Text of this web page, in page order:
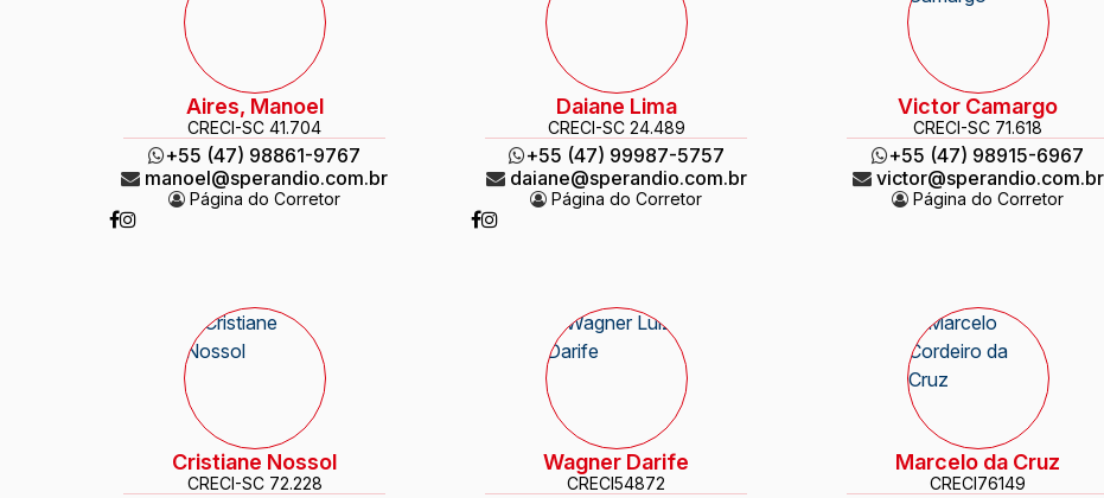
Aires, Manoel
CRECI-SC 41.704
+55 (47) 98861-9767
manoel@sperandio.com.br
Página do Corretor
Daiane Lima
CRECI-SC 24.489
+55 (47) 99987-5757
daiane@sperandio.com.br
Página do Corretor
Victor Camargo
CRECI-SC 71.618
+55 (47) 98915-6967
victor@sperandio.com.br
Página do Corretor
Cristiane Nossol
CRECI-SC 72.228
Wagner Darife
CRECI54872
Marcelo da Cruz
CRECI76149